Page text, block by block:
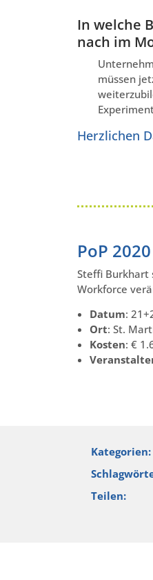
In welche
nach im
müssen
Herzlichen
PoP
Steffi Burkhart
Workforce
Datum:
Ort: St.
Kosten: €
Kategorien:
Teilen: